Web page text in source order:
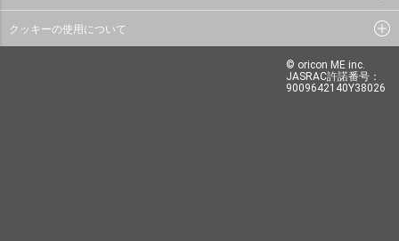
クッキーの使用について
© oricon ME inc.
JASRAC許諾番号：
9009642140Y38026